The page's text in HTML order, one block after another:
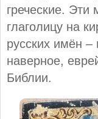
греческие.
глаголицу на
русских имён –
наверное,
Библии.